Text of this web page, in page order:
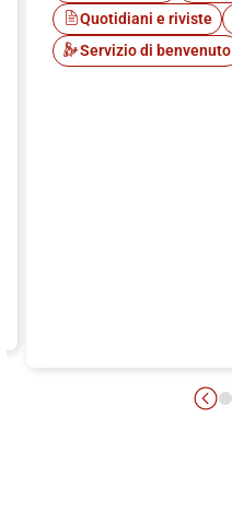
Quotidiani e riviste
Servizio di benvenuto